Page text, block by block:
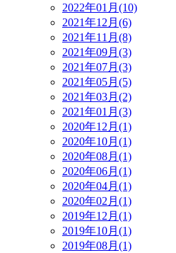
2022年01月(10)
2021年12月(6)
2021年11月(8)
2021年09月(3)
2021年07月(3)
2021年05月(5)
2021年03月(2)
2021年01月(3)
2020年12月(1)
2020年10月(1)
2020年08月(1)
2020年06月(1)
2020年04月(1)
2020年02月(1)
2019年12月(1)
2019年10月(1)
2019年08月(1)